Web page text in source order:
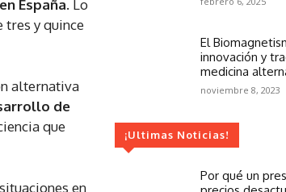
España. Lo
tres y quince
alternativa
de
que
en
El
innovación y
medicina
noviembre 8, 2023
¡Ultimas Noticias!
Por qué un